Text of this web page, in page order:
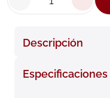
Descripción
Especificaciones
5. cerave
6 degraler
8. roche posay